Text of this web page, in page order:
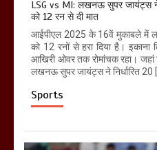
LSG vs MI: लखनऊ सुपर जायंट्स
को 12 रन से दी मात
आईपीएल 2025 के 16वें मुकाबले में
को 12 रनों से हरा दिया है।
आखिरी ओवर तक रोमांचक रहा।
लखनऊ सुपर जायंट्स ने निर्धारित 20
Sports